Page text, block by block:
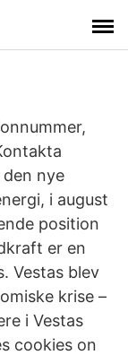
nye
i august
position
er en
Vestas blev
krise –
i Vestas
cookies on